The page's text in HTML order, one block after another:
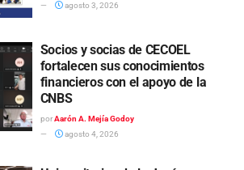
agosto 3, 2026
Socios y socias de CECOEL
fortalecen sus conocimientos
financieros con el apoyo de la
CNBS
por Aarón A. Mejía Godoy
agosto 4, 2026